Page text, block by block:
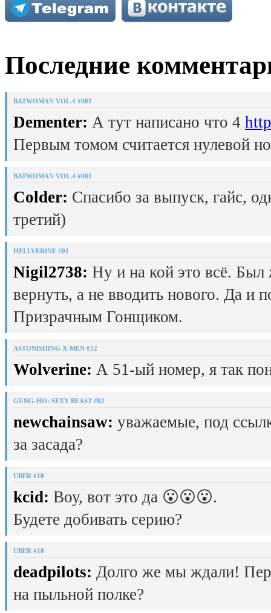
Последние
BATWOMAN VOL.4 #001
Dementer: А тут написано что 4
Первым томом считается нулевой
BATWOMAN VOL.4 #001
Colder: Спасибо за выпуск, гайс,
третий)
HELLVERINE #01
Nigil2738: Ну и на кой это всё.
вернуть, а не вводить нового. Да и
Призрачным Гонщиком.
ASTONISHING X-MEN #52
Wolverine: А 51-ый номер, я так
GUNG-HO: SEXY BEAST #02
newchainsaw: уважаемые, под
за засада?
UBER #18
kcid: Воу, вот это да 😮😮😮.
Будете добивать серию?
UBER #18
deadpilots: Долго же мы ждали!
на пыльной полке?